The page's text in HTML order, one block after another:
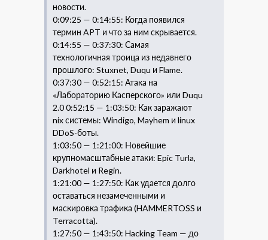
новости.
0:09:25 — 0:14:55: Когда появился
термин APT и что за ним скрывается.
0:14:55 — 0:37:30: Самая
технологичная троица из недавнего
прошлого: Stuxnet, Duqu и Flame.
0:37:30 — 0:52:15: Атака на
«Лабораторию Касперского» или Duqu
2.0 0:52:15 — 1:03:50: Как заражают
nix системы: Windigo, Mayhem и linux
DDoS-боты.
1:03:50 — 1:21:00: Новейшие
крупномасштабные атаки: Epic Turla,
Darkhotel и Regin.
1:21:00 — 1:27:50: Как удается долго
оставаться незамеченными и
маскировка трафика (HAMMERTOSS и
Terracotta).
1:27:50 — 1:43:50: Hacking Team — до